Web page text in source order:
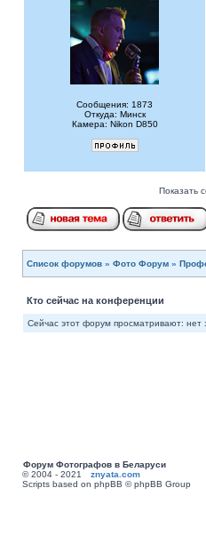
Сообщения: 1873
Откуда: Минск
Камера: Nikon D850
Показать
Список форумов » Фото Форум »
Кто сейчас на конференции
Сейчас этот форум просматривают: нет
Форум Фотографов в Беларуси
© 2004 - 2021 znyata.com
Scripts based on phpBB © phpBB Group